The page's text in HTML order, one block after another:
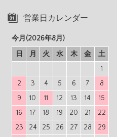
営業日カレンダー
今月(2026年8月)
日
月 火 水 木 金
土
1
2
3 4 5 6 7
8
9
10 11 12 13 14
15
16
17 18 19 20 21
22
23
24 25 26 27 28 29